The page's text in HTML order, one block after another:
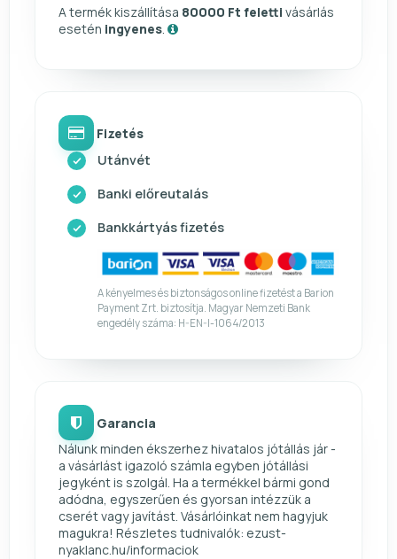
A termék kiszállítása 80000 Ft feletti vásárlás
esetén ingyenes
Fizetés
Utánvét
Banki előreutalás
Bankkártyás fizetés
A kényelmes és biztonságos online fizetést a Barion
Payment Zrt. biztosítja. Magyar Nemzeti Bank
engedély száma: H-EN-I-1064/2013
Garancia
Nálunk minden ékszerhez hivatalos jótállás jár -
a vásárlást igazoló számla egyben jótállási
jegyként is szolgál. Ha a termékkel bármi gond
adódna, egyszerűen és gyorsan intézzük a
cserét vagy javítást. Vásárlóinkat nem hagyjuk
magukra! Részletes tudnivalók: ezust-
nyaklanc.hu/informaciok